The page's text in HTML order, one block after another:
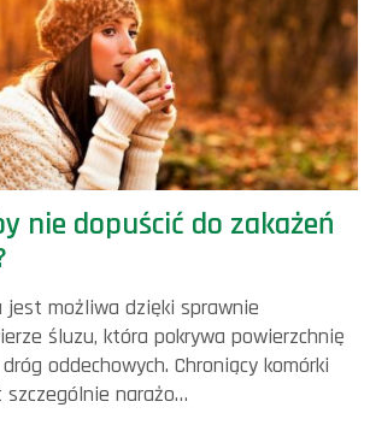
nie dopuścić do zakażeń
jest możliwa dzięki sprawnie
śluzu, która pokrywa powierzchnię
oddechowych. Chroniący komórki
szczególnie narażo…